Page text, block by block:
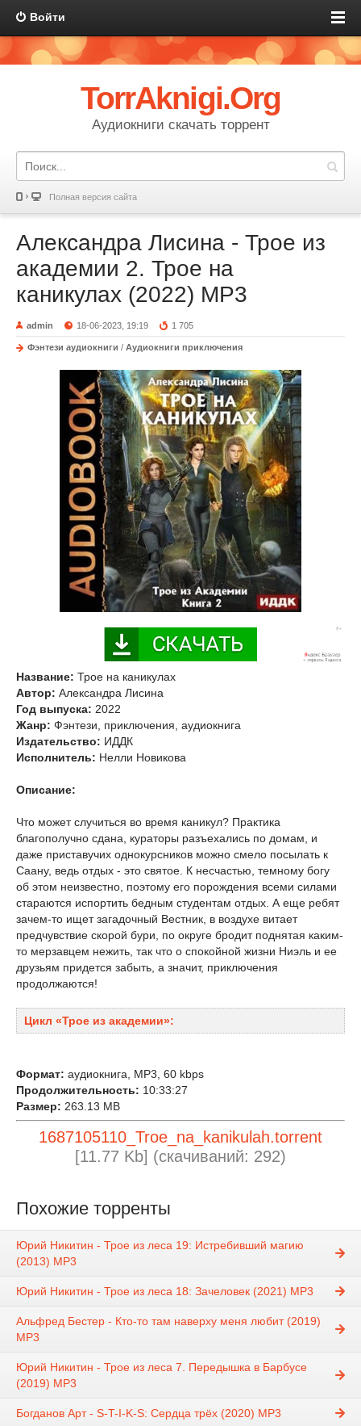
Войти
TorrAknigi.Org
Аудиокниги скачать торрент
Полная версия сайта
Александра Лисина - Трое из
академии 2. Трое на
каникулах (2022) MP3
admin 18-06-2023, 19:19 1 705
Фэнтези аудиокниги / Аудиокниги приключения
Название: Трое на каникулах
Автор: Александра Лисина
Год выпуска: 2022
Жанр: Фэнтези, приключения, аудиокнига
Издательство: ИДДК
Исполнитель: Нелли Новикова
Описание:
Что может случиться во время каникул? Практика
благополучно сдана, кураторы разъехались по домам, и
даже приставучих однокурсников можно смело посылать к
Саану, ведь отдых - это святое. К несчастью, темному богу
об этом неизвестно, поэтому его порождения всеми силами
стараются испортить бедным студентам отдых. А еще ребят
зачем-то ищет загадочный Вестник, в воздухе витает
предчувствие скорой бури, по округе бродит поднятая каким-
то мерзавцем нежить, так что о спокойной жизни Ниэль и ее
друзьям придется забыть, а значит, приключения
продолжаются!
Цикл «Трое из академии»:
Формат: аудиокнига, MP3, 60 kbps
Продолжительность: 10:33:27
Размер: 263.13 MB
1687105110_Troe_na_kanikulah.torrent
[11.77 Kb] (cкачиваний: 292)
Похожие торренты
Юрий Никитин - Трое из леса 19: Истребивший магию
(2013) MP3
Юрий Никитин - Трое из леса 18: Зачеловек (2021) MP3
Альфред Бестер - Кто-то там наверху меня любит (2019)
MP3
Юрий Никитин - Трое из леса 7. Передышка в Барбусе
(2019) МР3
Богданов Арт - S-T-I-K-S: Сердца трёх (2020) MP3